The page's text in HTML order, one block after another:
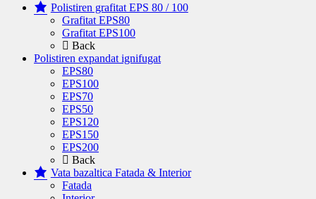
Polistiren grafitat EPS 80 / 100
Grafitat EPS80
Grafitat EPS100
Back
Polistiren expandat ignifugat
EPS80
EPS100
EPS70
EPS50
EPS120
EPS150
EPS200
Back
Vata bazaltica Fatada & Interior
Fatada